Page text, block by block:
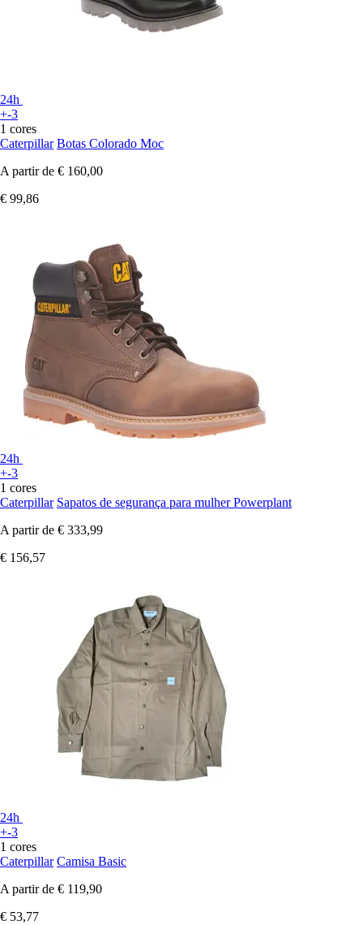
24h
+-3
1 cores
Caterpillar Botas Colorado Moc
A partir de € 160,00
€ 99,86
24h
+-3
1 cores
Caterpillar Sapatos de segurança para mulher Powerplant
A partir de € 333,99
€ 156,57
24h
+-3
1 cores
Caterpillar Camisa Basic
A partir de € 119,90
€ 53,77